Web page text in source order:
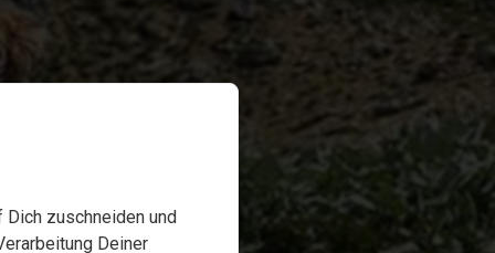
zuschneiden und
Deiner